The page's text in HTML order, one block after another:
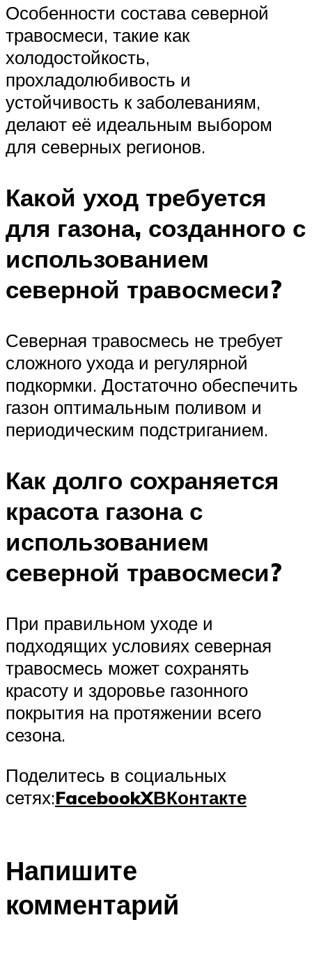
Особенности состава северной
травосмеси, такие как
холодостойкость,
прохладолюбивость и
устойчивость к заболеваниям,
делают её идеальным выбором
для северных регионов.
Какой уход требуется
для газона, созданного с
использованием
северной травосмеси?
Северная травосмесь не требует
сложного ухода и регулярной
подкормки. Достаточно обеспечить
газон оптимальным поливом и
периодическим подстриганием.
Как долго сохраняется
красота газона с
использованием
северной травосмеси?
При правильном уходе и
подходящих условиях северная
травосмесь может сохранять
красоту и здоровье газонного
покрытия на протяжении всего
сезона.
Поделитесь в социальных
сетях:FacebookXВКонтакте
Напишите
комментарий